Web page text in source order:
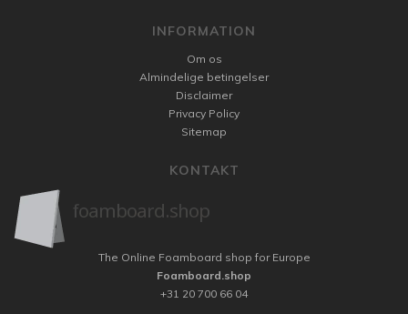
INFORMATION
Om os
Almindelige betingelser
Disclaimer
Privacy Policy
Sitemap
KONTAKT
The Online Foamboard shop for Europe
Foamboard.shop
+31 20 700 66 04